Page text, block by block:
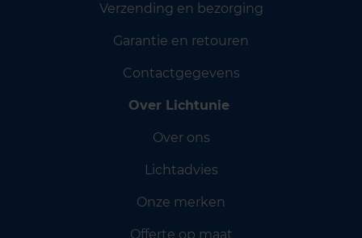
Verzending en bezorging
Garantie en retouren
Contactgegevens
Over Lichtunie
Over ons
Lichtadvies
Onze merken
Offerte op maat